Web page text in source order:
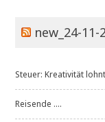
new_24-11-
Steuer: Kreativität
Reisende ....